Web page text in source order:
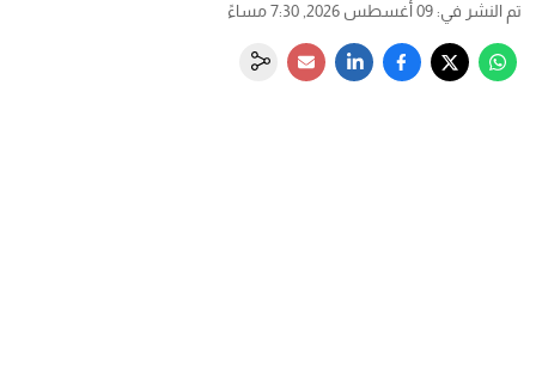
تم النشر في: 09 أغسطس 2026, 7:30 مساءً